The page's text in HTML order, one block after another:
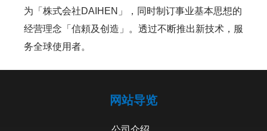
为「株式会社DAIHEN」，同时制订事业基本思想的
经营理念「信頼及创造」。透过不断推出新技术，服
务全球使用者。
网站导览